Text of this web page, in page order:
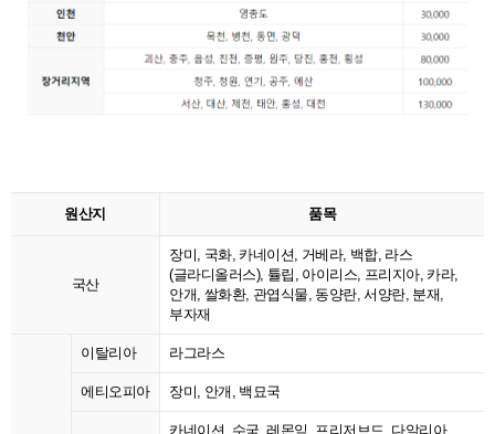
원산지 품목
국산
장미, 국화, 카네이션, 거베라, 백합, 라스
(글라디올러스), 튤립, 아이리스, 프리지아, 카라,
안개, 쌀화환, 관엽식물, 동양란, 서양란, 분재,
부자재
이탈리아 라그라스
에티오피아 장미, 안개, 백묘국
카네이션, 수국, 레몬잎, 프리저브드, 다알리아,